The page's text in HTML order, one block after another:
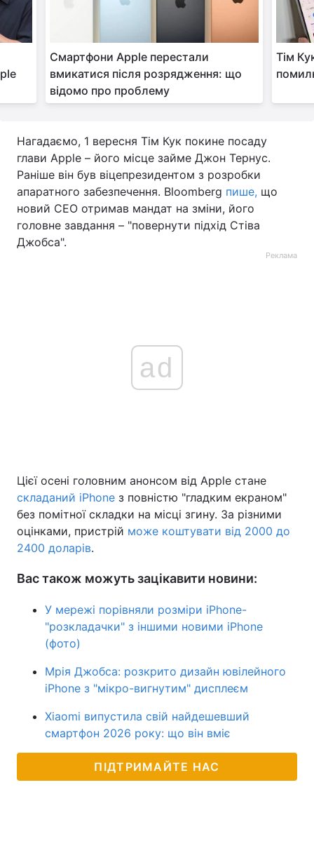
Смартфони Apple перестали
вмикатися після розрядження: що
відомо про проблему
Тім
Нагадаємо, 1 вересня Тім Кук покине посаду
глави Apple – його місце займе Джон Тернус.
Раніше він був віцепрезидентом з розробки
апаратного забезпечення. Bloomberg пише, що
новий CEO отримав мандат на зміни, його
головне завдання – "повернути підхід Стіва
Джобса".
Реклама
ad
Цієї осені головним анонсом від Apple стане
складаний iPhone з повністю "гладким екраном"
без помітної складки на місці згину. За різними
оцінками, пристрій може коштувати від 2000 до
2400 доларів.
Вас також можуть зацікавити новини:
У мережі порівняли розміри iPhone-
"розкладачки" з іншими новими iPhone
(фото)
Мрія Джобса: розкрито дизайн ювілейного
iPhone з "мікро-вигнутим" дисплеєм
Xiaomi випустила свій найдешевший
смартфон 2026 року: що він вміє
ПІДТРИМАЙТЕ НАС